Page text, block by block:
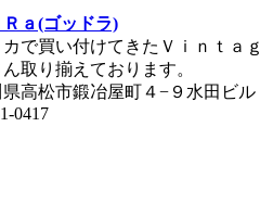
ａ(ゴッドラ)
カで買い付けてきたＶｉｎｔａ
取り揃えております。
県高松市鍛冶屋町４−９水田ビル
0417